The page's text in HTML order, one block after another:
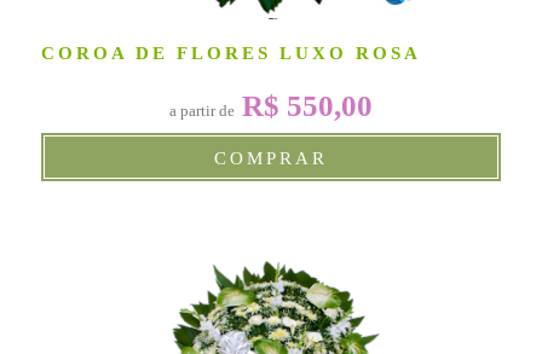
COROA DE FLORES LUXO ROSA
a partir de R$ 550,00
COMPRAR